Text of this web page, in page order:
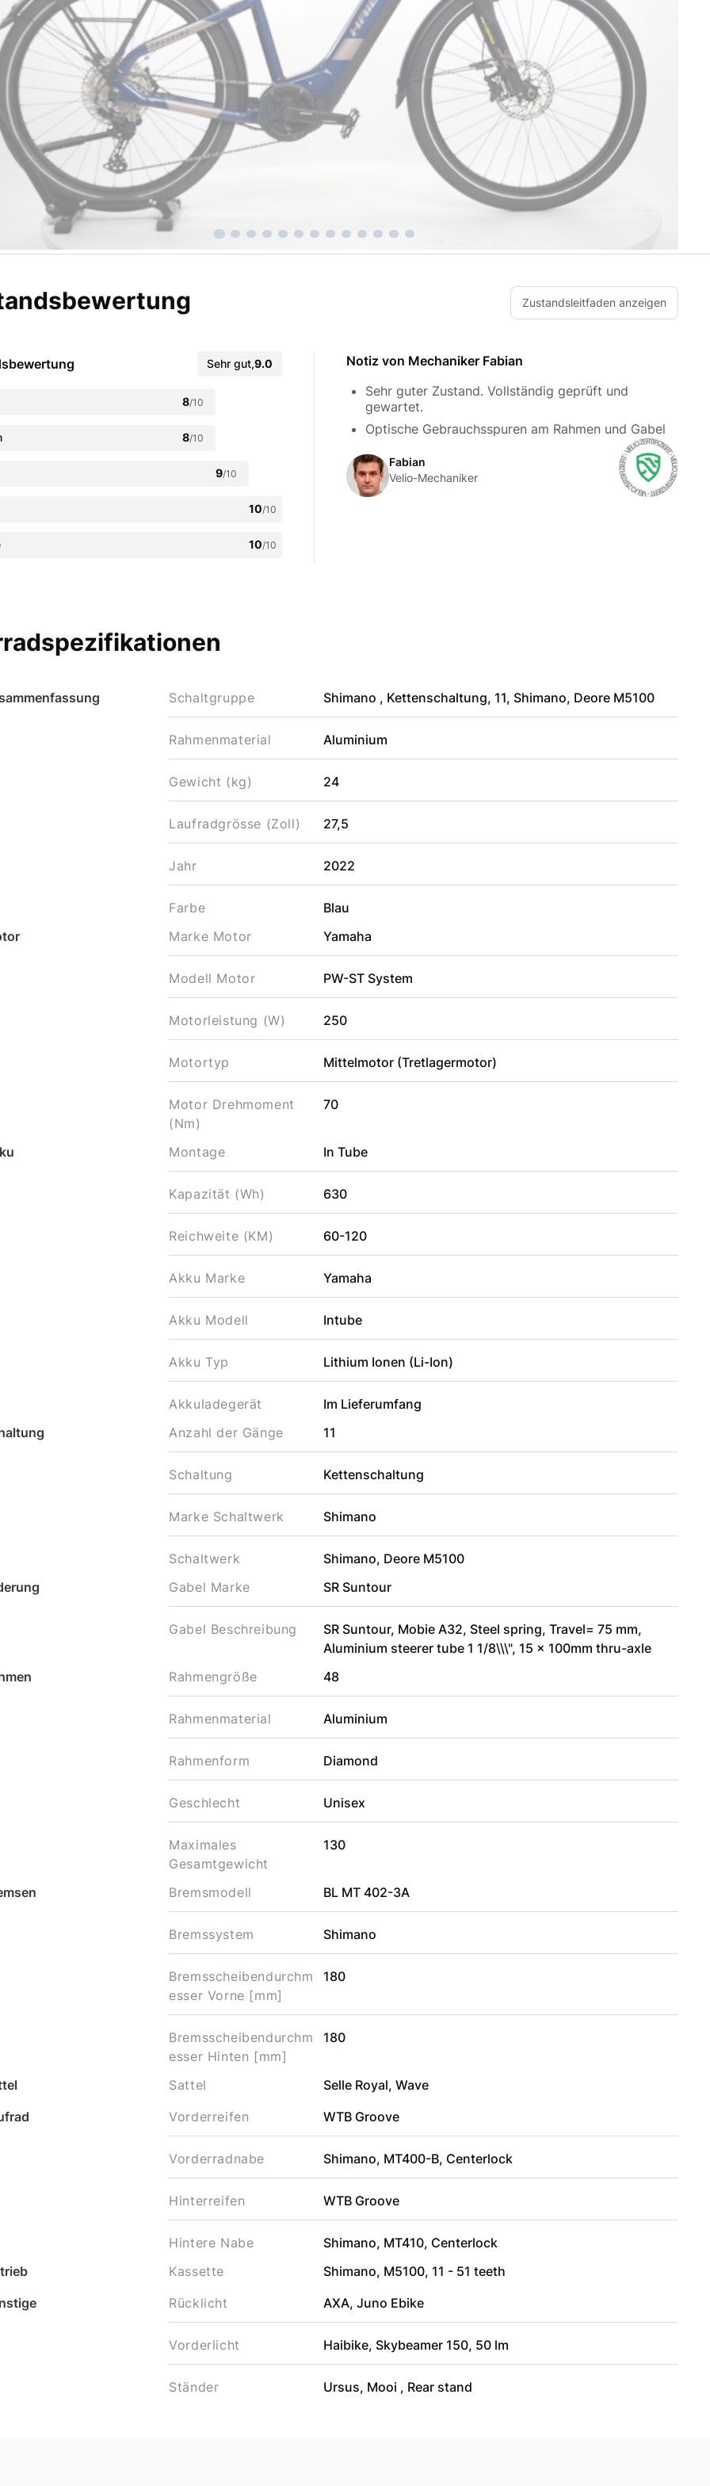
Zustandsleitfaden anzeigen
Sehr gut,9.0
8/10
8/10
9/10
10/10
10/10
Notiz von Mechaniker Fabian
Sehr guter Zustand. Vollständig geprüft und
gewartet.
Optische Gebrauchsspuren am Rahmen und Gabel
Fabian
Velio-Mechaniker
Schaltgruppe Shimano , Kettenschaltung, 11, Shimano, Deore M5100
Rahmenmaterial Aluminium
Gewicht (kg) 24
Laufradgrösse (Zoll) 27,5
Jahr 2022
Farbe
Blau
Marke Motor Yamaha
Modell Motor PW-ST System
Motorleistung (W) 250
Motortyp Mittelmotor (Tretlagermotor)
Motor Drehmoment
(Nm)
70
Montage In Tube
Kapazität (Wh) 630
Reichweite (KM) 60-120
Akku Marke Yamaha
Akku Modell Intube
Akku Typ Lithium Ionen (Li-Ion)
Akkuladegerät
Im Lieferumfang
Anzahl der Gänge 11
Schaltung Kettenschaltung
Marke Schaltwerk Shimano
Schaltwerk
Shimano, Deore M5100
Gabel Marke SR Suntour
Gabel Beschreibung
SR Suntour, Mobie A32, Steel spring, Travel= 75 mm,
Aluminium steerer tube 1 1/8\\\", 15 x 100mm thru-axle
Rahmengröße 48
Rahmenmaterial Aluminium
Rahmenform Diamond
Geschlecht Unisex
Maximales
Gesamtgewicht
130
Bremsmodell BL MT 402-3A
Bremssystem Shimano
Bremsscheibendurchm
esser Vorne [mm]
180
Bremsscheibendurchm
esser Hinten [mm]
180
Sattel
Selle Royal, Wave
Vorderreifen WTB Groove
Vorderradnabe Shimano, MT400-B, Centerlock
Hinterreifen WTB Groove
Hintere Nabe
Shimano, MT410, Centerlock
Kassette
Shimano, M5100, 11 - 51 teeth
Rücklicht AXA, Juno Ebike
Vorderlicht Haibike, Skybeamer 150, 50 lm
Ständer Ursus, Mooi , Rear stand